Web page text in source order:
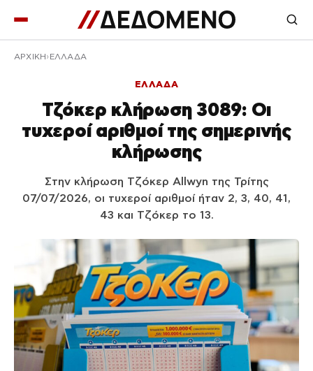
ΑΡΧΙΚΉ ΕΛΛΑΔΑ
ΕΛΛΑΔΑ
Τζόκερ κλήρωση 3089: Οι
τυχεροί αριθμοί της σημερινής
κλήρωσης
Στην κλήρωση Τζόκερ Allwyn της Τρίτης
07/07/2026, οι τυχεροί αριθμοί ήταν 2, 3, 40, 41,
43 και Τζόκερ το 13.